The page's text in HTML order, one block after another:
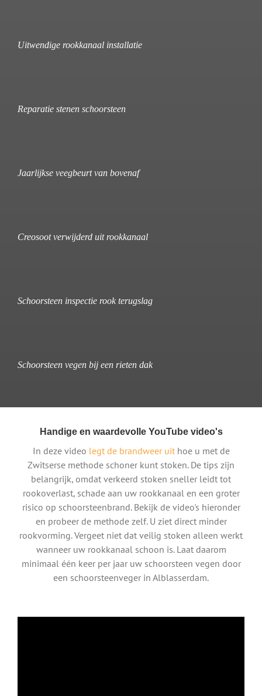
Uitwendige rookkanaal installatie
Reparatie stenen schoorsteen
Jaarlijkse veegbeurt van bovenaf
Creosoot verwijderd uit rookkanaal
Schoorsteen inspectie rook terugslag
Schoorsteen vegen bij een rieten dak
Handige en waardevolle YouTube video's
In deze video legt de brandweer uithoe u met de
Zwitserse methode schoner kunt stoken. De tips zijn
belangrijk, omdat verkeerd stoken sneller leidt tot
rookoverlast, schade aan uw rookkanaal en een groter
risico op schoorsteenbrand. Bekijk de video's hieronder
en probeer de methode zelf. U ziet direct minder
rookvorming. Vergeet niet dat veilig stoken alleen werkt
wanneer uw rookkanaal schoon is. Laat daarom
minimaal één keer per jaar uw schoorsteen vegen door
een schoorsteenveger in Alblasserdam.